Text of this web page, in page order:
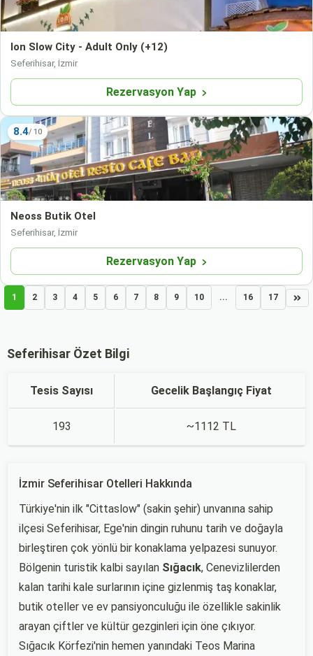
Ion Slow City - Adult Only (+12)
Seferihisar, İzmir
Rezervasyon Yap
8.4
Neoss Butik Otel
Seferihisar, İzmir
Rezervasyon Yap
1 2 3 4 5 6 7 8 9 10 ... 16 17
Seferihisar Özet Bilgi
Tesis Sayısı Gecelik Başlangıç Fiyat
193 ~1112 TL
İzmir Seferihisar Otelleri Hakkında
Türkiye'nin ilk "Cittaslow" (sakin şehir) unvanına sahip
ilçesi Seferihisar, Ege'nin dingin ruhunu tarih ve doğayla
birleştiren çok yönlü bir konaklama yelpazesi sunuyor.
Bölgenin turistik kalbi sayılan Sığacık, Cenevizlilerden
kalan tarihi kale surlarının içine gizlenmiş taş konaklar,
butik oteller ve ev pansiyonculuğu ile özellikle sakinlik
arayan çiftler ve kültür gezginleri için öne çıkıyor.
Sığacık Körfezi'nin hemen yanındaki Teos Marina